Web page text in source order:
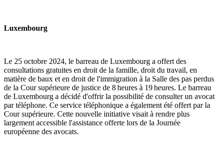
Luxembourg
Le 25 octobre 2024, le barreau de Luxembourg a offert des
consultations gratuites en droit de la famille, droit du travail, en
matière de baux et en droit de l'immigration à la Salle des pas perdus
de la Cour supérieure de justice de 8 heures à 19 heures. Le barreau
de Luxembourg a décidé d'offrir la possibilité de consulter un avocat
par téléphone. Ce service téléphonique a également été offert par la
Cour supérieure. Cette nouvelle initiative visait à rendre plus
largement accessible l'assistance offerte lors de la Journée
européenne des avocats.